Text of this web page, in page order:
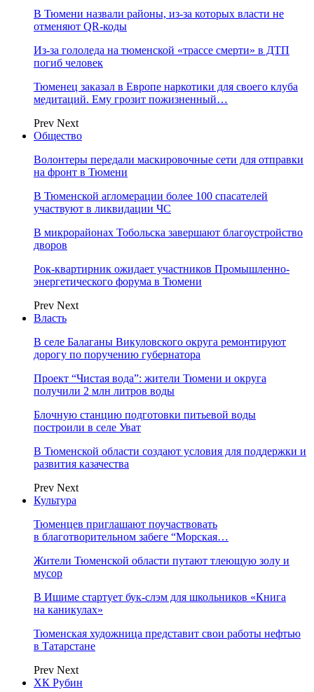
В Тюмени назвали районы, из-за которых власти не
отменяют QR-коды
Из-за гололеда на тюменской «трассе смерти» в ДТП
погиб человек
Тюменец заказал в Европе наркотики для своего клуба
медитаций. Ему грозит пожизненный…
Prev Next
Общество
Волонтеры передали маскировочные сети для отправки
на фронт в Тюмени
В Тюменской агломерации более 100 спасателей
участвуют в ликвидации ЧС
В микрорайонах Тобольска завершают благоустройство
дворов
Рок-квартирник ожидает участников Промышленно-
энергетического форума в Тюмени
Prev Next
Власть
В селе Балаганы Викуловского округа ремонтируют
дорогу по поручению губернатора
Проект “Чистая вода”: жители Тюмени и округа
получили 2 млн литров воды
Блочную станцию подготовки питьевой воды
построили в селе Уват
В Тюменской области создают условия для поддержки и
развития казачества
Prev Next
Культура
Тюменцев приглашают поучаствовать
в благотворительном забеге “Морская…
Жители Тюменской области путают тлеющую золу и
мусор
В Ишиме стартует бук-слэм для школьников «Книга
на каникулах»
Тюменская художница представит свои работы нефтью
в Татарстане
Prev Next
ХК Рубин